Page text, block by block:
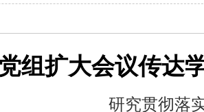
组扩大会议传达
研究贯彻落